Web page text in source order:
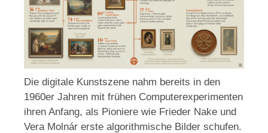
Die digitale Kunstszene nahm bereits in den
1960er Jahren mit frühen Computerexperimenten
ihren Anfang, als Pioniere wie Frieder Nake und
Vera Molnár erste algorithmische Bilder schufen.